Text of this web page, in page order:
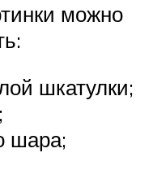
можно
шкатулки;
шара;